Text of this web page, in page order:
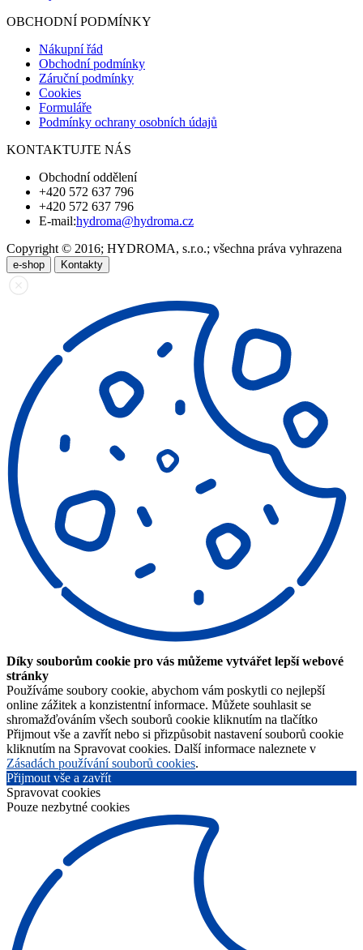
OBCHODNÍ PODMÍNKY
Nákupní řád
Obchodní podmínky
Záruční podmínky
Cookies
Formuláře
Podmínky ochrany osobních údajů
KONTAKTUJTE NÁS
Obchodní oddělení
+420 572 637 796
+420 572 637 796
E-mail:hydroma@hydroma.cz
Copyright © 2016; HYDROMA, s.r.o.; všechna práva vyhrazena
e-shop Kontakty
Díky souborům cookie pro vás můžeme vytvářet lepší webové
stránky
Používáme soubory cookie, abychom vám poskytli co nejlepší
online zážitek a konzistentní informace. Můžete souhlasit se
shromažďováním všech souborů cookie kliknutím na tlačítko
Přijmout vše a zavřít nebo si přizpůsobit nastavení souborů cookie
kliknutím na Spravovat cookies. Další informace naleznete v
Zásadách používání souborů cookies.
Přijmout vše a zavřít
Spravovat cookies
Pouze nezbytné cookies